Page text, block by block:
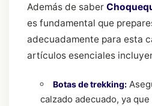
Además de saber
es fundamental que
adecuadamente para esta
artículos esenciales
Botas de trekking:
calzado adecuado, ya